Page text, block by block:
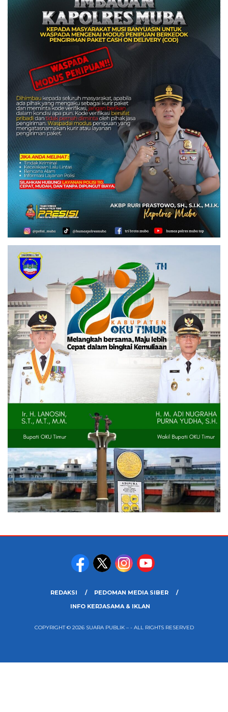
REDAKSI
PEDOMAN MEDIA SIBER
INFO KERJASAMA & IKLAN
COPYRIGHT © 2026 SUARA PUBLIK – - ALL RIGHTS RESERVED